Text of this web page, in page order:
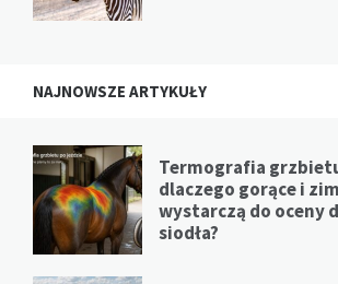
NAJNOWSZE ARTYKUŁY
Termografia
dlaczego gorące i
wystarczą do oceny
siodła?